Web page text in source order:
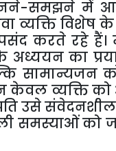
-समझने में
व्यक्ति विशेष के
करते रहे हैं।
अध्ययन का
सामान्यजन
केवल व्यक्तिको
उसेसंवेदनशील
समस्याओंको